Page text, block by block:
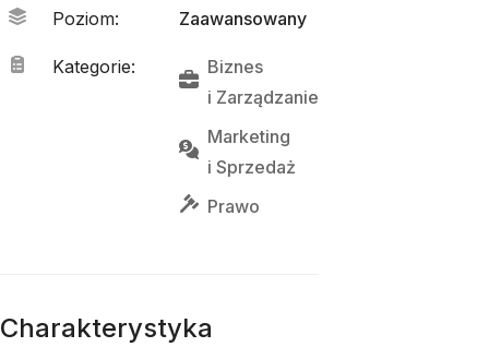
Poziom: Zaawansowany
Kategorie:
Biznes
i Zarządzanie
Marketing
i Sprzedaż
Prawo
Charakterystyka